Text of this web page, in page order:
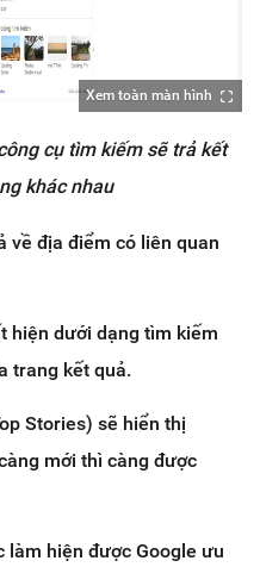
Xem toàn màn hình
cụ tìm kiếm sẽ trả kết
khác nhau
về địa điểm có liên quan
hiện dưới dạng tìm kiếm
trang kết quả.
Stories) sẽ hiển thị
mới thì càng được
làm hiện được Google ưu